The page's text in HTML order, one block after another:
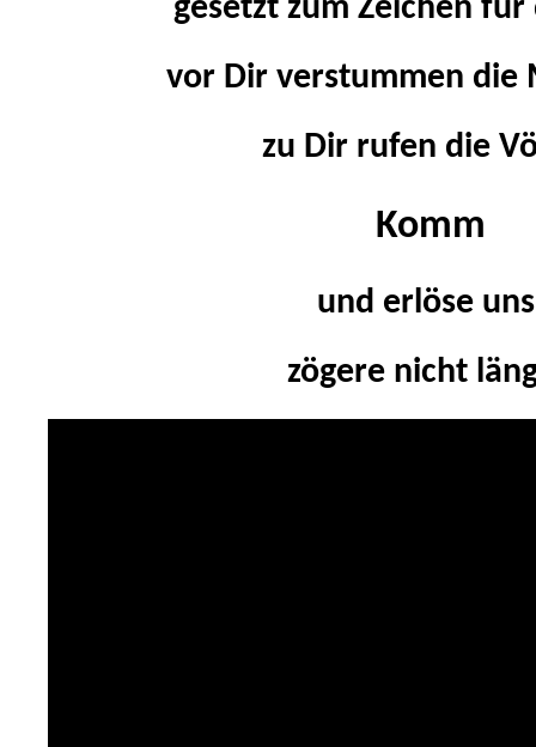
gesetzt zum Zeichen für
vor Dir verstummen die
zu Dir rufen die
Komm
und erlöse
zögere nicht